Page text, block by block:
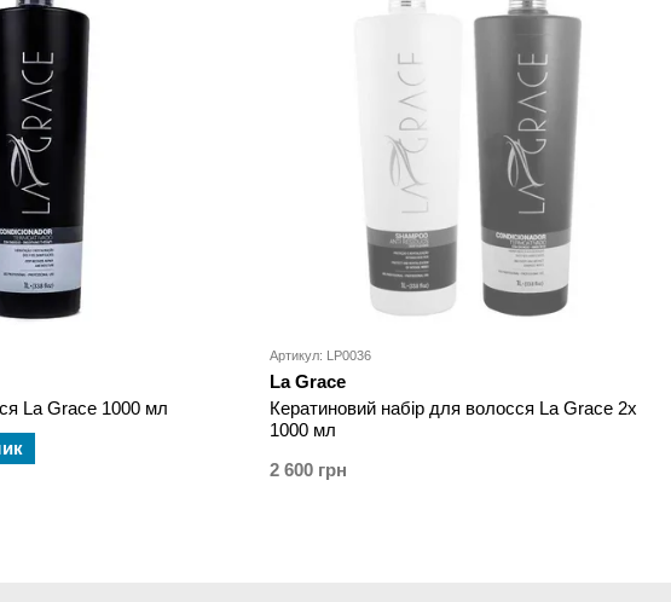
La Grace 1000 мл
Артикул: LP0036
La Grace
Кератиновий набір для волосся La Grace 2x
1000 мл
2 600 грн